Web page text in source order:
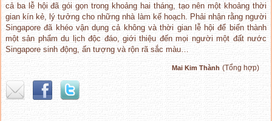
cả ba lễ hội đã gói gọn trong khoảng hai tháng, tạo nên một khoảng thời
gian kín kẻ, lý tưởng cho những nhà làm kế hoạch. Phải nhận rằng người
Singapore đã khéo vận dụng cả không và thời gian lễ hội để biến thành
một sản phẩm du lịch độc đáo, giới thiệu đến mọi người một đất nước
Singapore sinh động, ấn tượng và rộn rã sắc màu…
Mai Kim Thành (Tổng hợp)